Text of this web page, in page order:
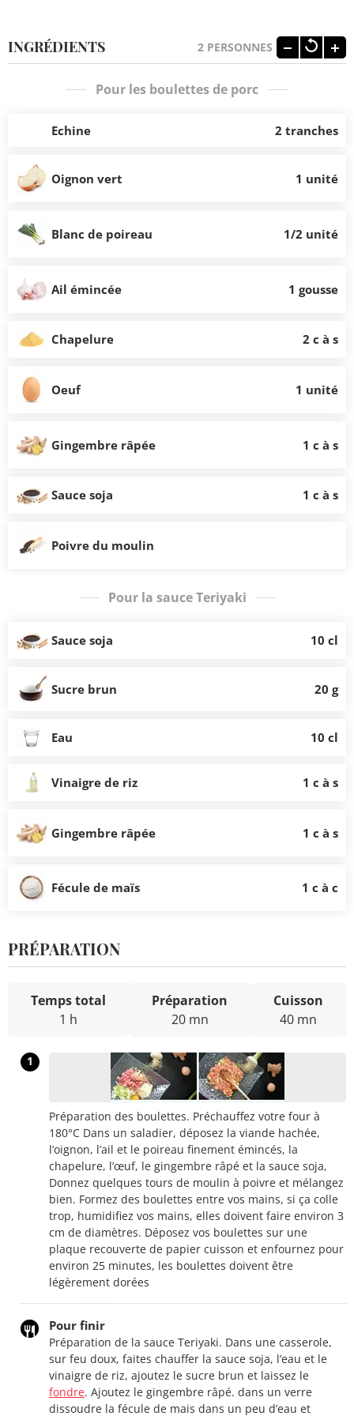
INGRÉDIENTS 2 PERSONNES
Pour les boulettes de porc
Echine 2 tranches
Oignon vert 1 unité
Blanc de poireau 1/2 unité
Ail émincée 1 gousse
Chapelure 2 c à s
Oeuf 1 unité
Gingembre râpée 1 c à s
Sauce soja 1 c à s
Poivre du moulin
Pour la sauce Teriyaki
Sauce soja 10 cl
Sucre brun 20 g
Eau 10 cl
Vinaigre de riz 1 c à s
Gingembre râpée 1 c à s
Fécule de maïs 1 c à c
PRÉPARATION
Temps total
1 h
Préparation
20 mn
Cuisson
40 mn
1
Préparation des boulettes. Préchauffez votre four à
180°C Dans un saladier, déposez la viande hachée,
l’oignon, l’ail et le poireau finement émincés, la
chapelure, l’œuf, le gingembre râpé et la sauce soja,
Donnez quelques tours de moulin à poivre et mélangez
bien. Formez des boulettes entre vos mains, si ça colle
trop, humidifiez vos mains, elles doivent faire environ 3
cm de diamètres. Déposez vos boulettes sur une
plaque recouverte de papier cuisson et enfournez pour
environ 25 minutes, les boulettes doivent être
légèrement dorées
Pour finir
Préparation de la sauce Teriyaki. Dans une casserole,
sur feu doux, faites chauffer la sauce soja, l’eau et le
vinaigre de riz, ajoutez le sucre brun et laissez le
fondre. Ajoutez le gingembre râpé. dans un verre
dissoudre la fécule de mais dans un peu d’eau et